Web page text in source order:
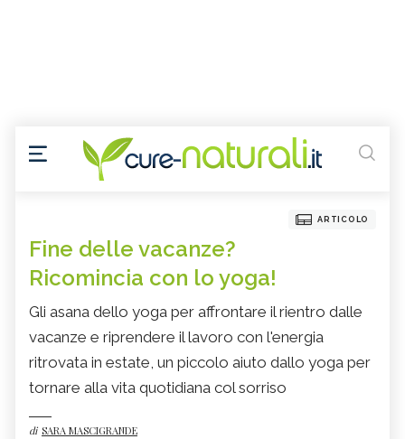
ARTICOLO
Fine delle vacanze?
Ricomincia con lo yoga!
Gli asana dello yoga per affrontare il rientro dalle
vacanze e riprendere il lavoro con l'energia
ritrovata in estate, un piccolo aiuto dallo yoga per
tornare alla vita quotidiana col sorriso
di SARA MASCIGRANDE